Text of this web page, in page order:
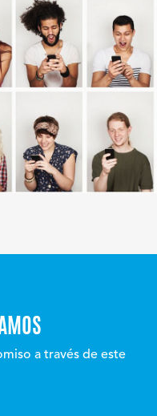
a través de este